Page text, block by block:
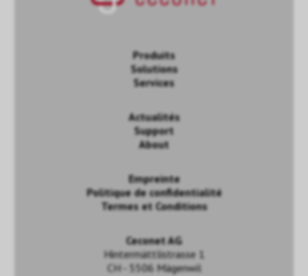
Produits
Solutions
Services
Actualités
Support
About
Empreinte
Politique de confidentialité
Termes et Conditions
Ceconet AG
Hintermättlistrasse 1
CH - 5506 Mägenwil